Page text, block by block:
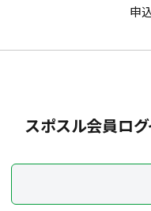
申
スポスル会員ロ